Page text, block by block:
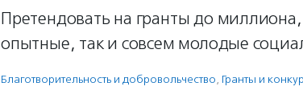
Претендовать на гранты до
опытные, так и совсем молодые
Благотвори­тель­ность и доброволь­чест­во, Гранты и